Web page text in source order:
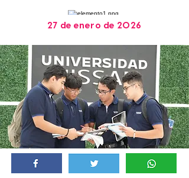
27 de enero de 2026